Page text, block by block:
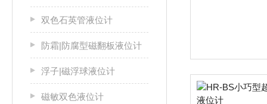
双色石英管液位计
防霜|防腐型磁翻板液位计
浮子|磁浮球液位计
磁敏双色液位计